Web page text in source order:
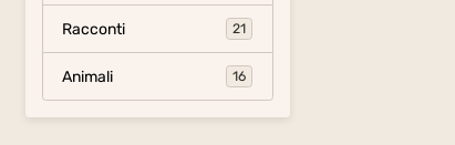
Racconti 21
Animali 16